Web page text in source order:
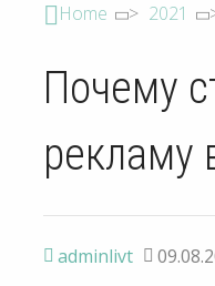
Home > 2021
Почему
рекламу
adminlivt